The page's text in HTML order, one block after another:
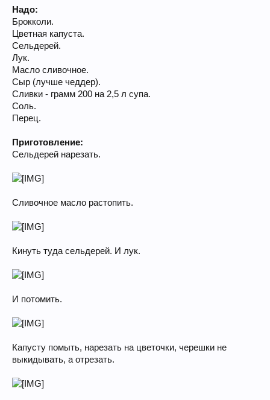
Надо:
Брокколи.
Цветная капуста.
Сельдерей.
Лук.
Масло сливочное.
Сыр (лучше чеддер).
Сливки - грамм 200 на 2,5 л супа.
Соль.
Перец.
Приготовление:
Сельдерей нарезать.
Сливочное масло растопить.
Кинуть туда сельдерей. И лук.
И потомить.
Капусту помыть, нарезать на цветочки, черешки не
выкидывать, а отрезать.